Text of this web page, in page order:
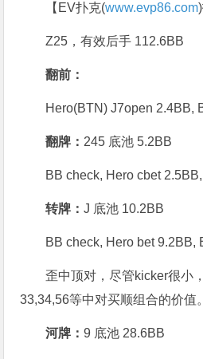
【EV扑克(www.evp86.com
Z25，有效后手 112.6BB
翻前：
Hero(BTN) J7open 2.4BB,
翻牌： 245 底池 5.2BB
BB check, Hero cbet 2.5BB,
转牌：J 底池 10.2BB
BB check, Hero bet 9.2BB,
歪中顶对，尽管kicker很小
33,34,56等中对买顺组合的价值。
河牌：9 底池 28.6BB